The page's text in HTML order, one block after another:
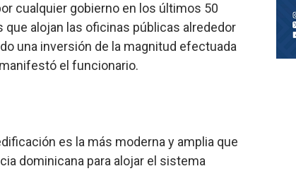
cualquier gobierno en los últimos 50
alojan las oficinas públicas alrededor
una inversión de la magnitud efectuada
el funcionario.
es la más moderna y amplia que
dominicana para alojar el sistema